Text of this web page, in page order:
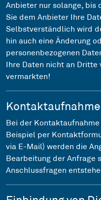
Anbieter nur solange, bis
Sie dem Anbieter Ihre
Selbstverständlich wird
hin auch eine Änderung
personenbezogenen
Ihre Daten nicht an
vermarkten!
Bei der
Beispiel per
via E-Mail) werden die
Bearbeitung der Anfrage
Anschlussfragen